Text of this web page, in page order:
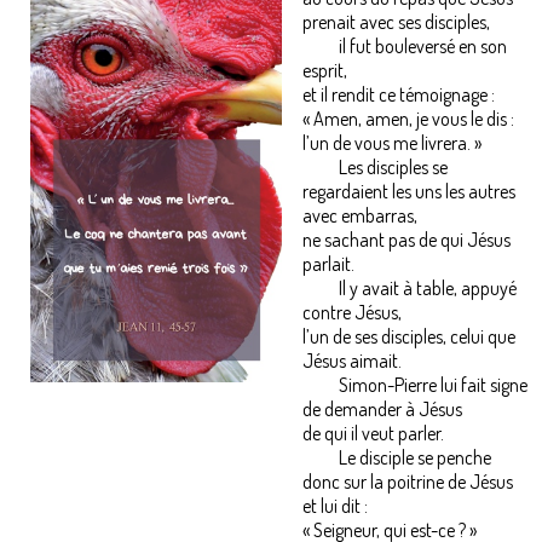
prenait avec ses disciples,
il fut bouleversé en son
esprit,
et il rendit ce témoignage :
« Amen, amen, je vous le dis :
l’un de vous me livrera. »
Les disciples se
regardaient les uns les autres
avec embarras,
ne sachant pas de qui Jésus
parlait.
Il y avait à table, appuyé
contre Jésus,
l’un de ses disciples, celui que
Jésus aimait.
Simon-Pierre lui fait signe
de demander à Jésus
de qui il veut parler.
Le disciple se penche
donc sur la poitrine de Jésus
et lui dit :
« Seigneur, qui est-ce ? »